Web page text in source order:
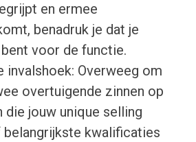
en ermee
benadruk je dat je
voor de functie.
invalshoek: Overweeg om
overtuigende zinnen op
die jouw unique selling
kwalificaties